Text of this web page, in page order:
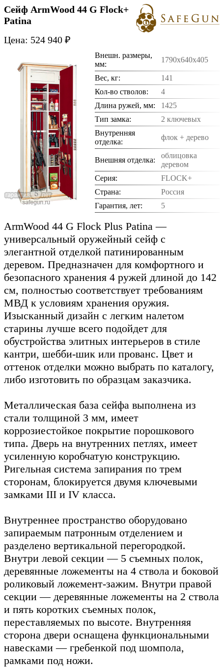
Сейф ArmWood 44 G Flock+
Patina
Цена: 524 940 ₽
Внешн. размеры,
мм:
1790x640x405
Вес, кг:
141
Кол-во стволов:
4
Длина ружей, мм:
1425
Тип замка:
2 ключевых
Внутренняя
отделка:
флок + дерево
Внешняя отделка:
облицовка
деревом
Серия:
FLOCK+
Страна:
Россия
Гарантия, лет:
5
ArmWood 44 G Flock Plus Patina —
универсальный оружейный сейф с
элегантной отделкой патинированным
деревом. Предназначен для комфортного и
безопасного хранения 4 ружей длиной до 142
cм, полностью соответствует требованиям
МВД к условиям хранения оружия.
Изысканный дизайн с легким налетом
старины лучше всего подойдет для
обустройства элитных интерьеров в стиле
кантри, шебби-шик или прованс. Цвет и
оттенок отделки можно выбрать по каталогу,
либо изготовить по образцам заказчика.
Металлическая база сейфа выполнена из
стали толщиной 3 мм, имеет
коррозиестойкое покрытие порошкового
типа. Дверь на внутренних петлях, имеет
усиленную коробчатую конструкцию.
Ригельная система запирания по трем
сторонам, блокируется двумя ключевыми
замками III и IV класса.
Внутреннее пространство оборудовано
запираемым патронным отделением и
разделено вертикальной перегородкой.
Внутри левой секции — 5 съемных полок,
деревянные ложементы на 4 ствола и боковой
роликовый ложемент-зажим. Внутри правой
секции — деревянные ложементы на 2 ствола
и пять коротких съемных полок,
переставляемых по высоте. Внутренняя
сторона двери оснащена функциональными
навесками — гребенкой под шомпола,
рамками под ножи.